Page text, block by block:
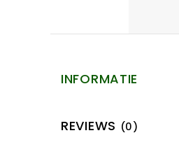
INFORMATIE
REVIEWS (0)